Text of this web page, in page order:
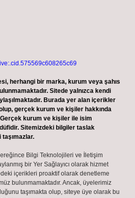
herhangi bir marka, kurum veya şahıs
Sitede yalnızca kendi
Burada yer alan içerikler
gerçek kurum ve kişiler hakkında
Gerçek kurum ve kişiler ile isim
Sitemizdeki bilgiler taslak
Bilgi Teknolojileri ve İletişim
bir Yer Sağlayıcı olarak hizmet
içerikleri proaktif olarak denetleme
bulunmamaktadır. Ancak, üyelerimiz
taşımakta olup, siteye üye olarak bu